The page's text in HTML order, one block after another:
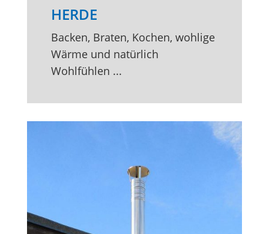
HERDE
Backen, Braten, Kochen, wohlige
Wärme und natürlich
Wohlfühlen ...